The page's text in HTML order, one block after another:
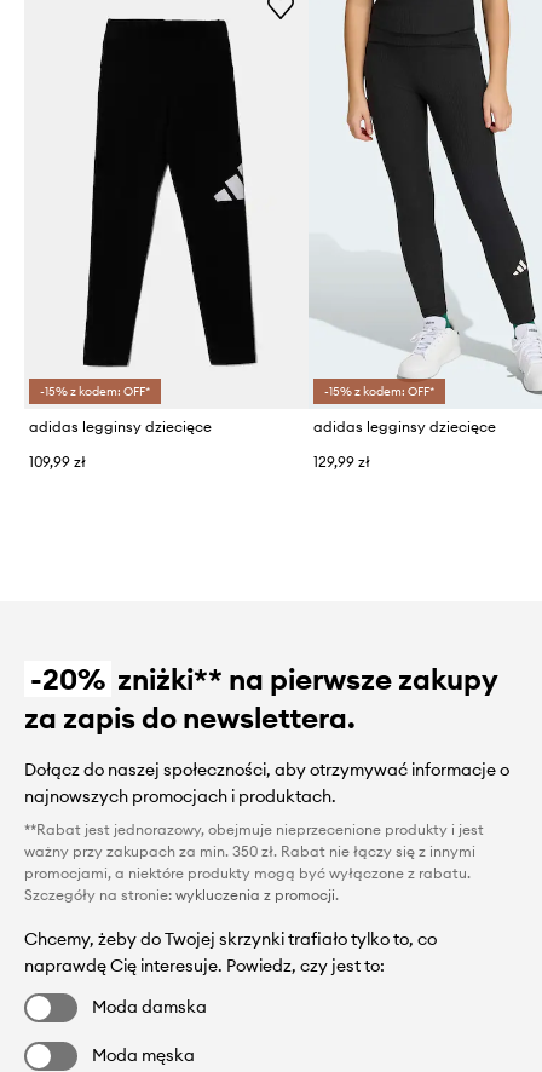
-15% z kodem: OFF*
adidas legginsy dziecięce
109,99 zł
-15% z kodem: OFF*
adidas legginsy dziecięce
129,99 zł
-20% zniżki** na pierwsze zakupy
za zapis do newslettera.
Dołącz do naszej społeczności, aby otrzymywać informacje o
najnowszych promocjach i produktach.
**Rabat jest jednorazowy, obejmuje nieprzecenione produkty i jest
ważny przy zakupach za min. 350 zł. Rabat nie łączy się z innymi
promocjami, a niektóre produkty mogą być wyłączone z rabatu.
Szczegóły na stronie: wykluczenia z promocji.
Chcemy, żeby do Twojej skrzynki trafiało tylko to, co
naprawdę Cię interesuje. Powiedz, czy jest to:
Moda damska
Moda męska